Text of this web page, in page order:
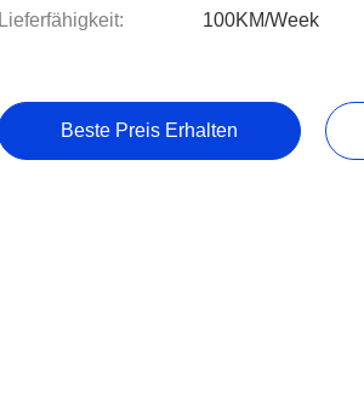
Lieferfähigkeit: 100KM/Week
Beste Preis Erhalten